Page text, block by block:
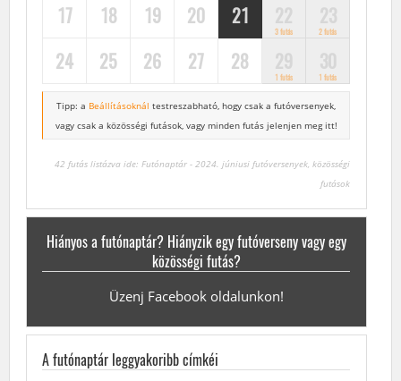
17 18 19 20 21
3 futás 2 futás
24 25 26 27 28
1 futás 1 futás
Tipp: a Beállításoknál testreszabható, hogy csak a futóversenyek,
vagy csak a közösségi futások, vagy minden futás jelenjen meg itt!
42 futás listázva ide: Futónaptár - 2024. júniusi futóversenyek, közösségi
futások
Hiányos a futónaptár? Hiányzik egy futóverseny vagy egy
közösségi futás?
Üzenj Facebook oldalunkon!
A futónaptár leggyakoribb címkéi